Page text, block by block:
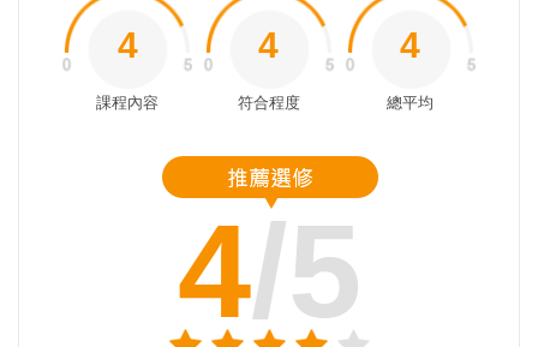
4
課程內容
4
符合程度
4
總平均
4/5